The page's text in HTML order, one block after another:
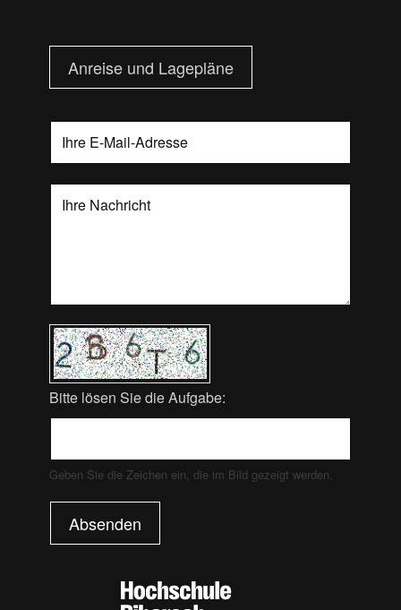
Anreise und Lagepläne
Bitte lösen Sie die Aufgabe:
Geben Sie die Zeichen ein, die im Bild gezeigt werden.
Absenden